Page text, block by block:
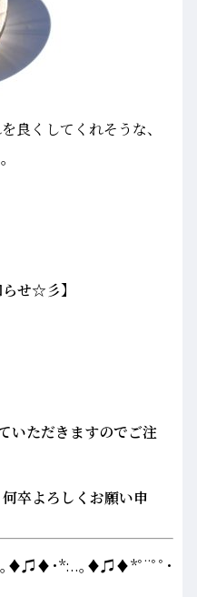
良くしてくれそうな、
せ☆彡】
いただきますのでご注
卒よろしくお願い申
♦♫♦･*:..｡♦♫♦*ﾟ¨ﾟﾟ･